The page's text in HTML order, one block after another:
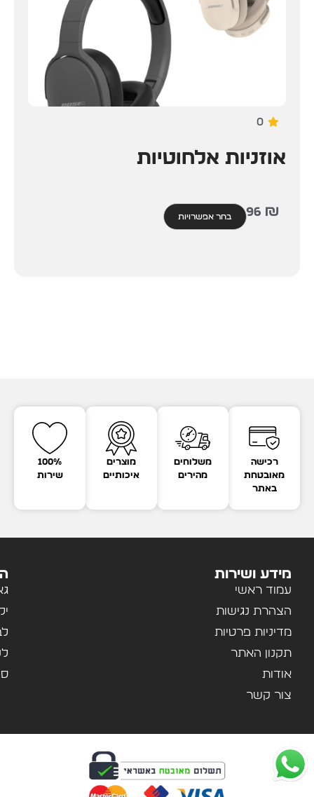
0
אוזניות אלחוטיות
96 ₪ בחר אפשרויות
רכישה
מאובטחת
באתר
משלוחים
מהירים
מוצרים
איכותיים
100%
שירות
מידע ושירות
עמוד ראשי
הצהרת נגישות
מדיניות פרטיות
תקנון האתר
אודות
צור קשר